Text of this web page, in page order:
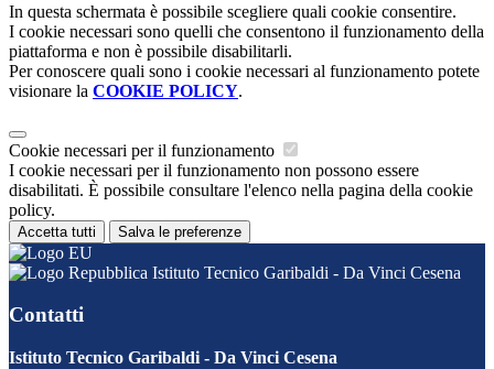
In questa schermata è possibile scegliere quali cookie consentire.
I cookie necessari sono quelli che consentono il funzionamento della
piattaforma e non è possibile disabilitarli.
Per conoscere quali sono i cookie necessari al funzionamento potete
visionare la COOKIE POLICY.
Cookie necessari per il funzionamento
I cookie necessari per il funzionamento non possono essere
disabilitati. È possibile consultare l'elenco nella pagina della cookie
policy.
Accetta tutti Salva le preferenze
Istituto Tecnico Garibaldi - Da Vinci Cesena
Contatti
Istituto Tecnico Garibaldi - Da Vinci Cesena